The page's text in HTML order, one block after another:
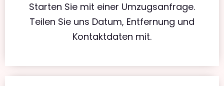
Starten Sie mit einer Umzugsanfrage.
Teilen Sie uns Datum, Entfernung und
Kontaktdaten mit.